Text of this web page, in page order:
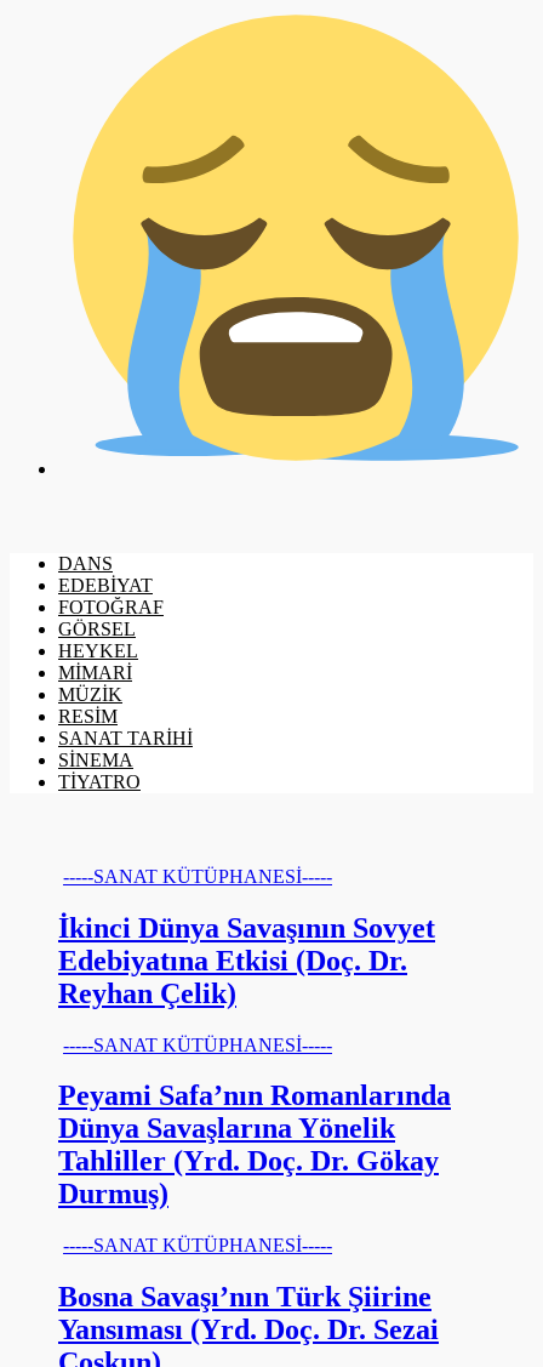
DANS
EDEBİYAT
FOTOĞRAF
GÖRSEL
HEYKEL
MİMARİ
MÜZİK
RESİM
SANAT TARİHİ
SİNEMA
TİYATRO
-----SANAT KÜTÜPHANESİ-----
İkinci Dünya Savaşının Sovyet
Edebiyatına Etkisi (Doç. Dr.
Reyhan Çelik)
-----SANAT KÜTÜPHANESİ-----
Peyami Safa’nın Romanlarında
Dünya Savaşlarına Yönelik
Tahliller (Yrd. Doç. Dr. Gökay
Durmuş)
-----SANAT KÜTÜPHANESİ-----
Bosna Savaşı’nın Türk Şiirine
Yansıması (Yrd. Doç. Dr. Sezai